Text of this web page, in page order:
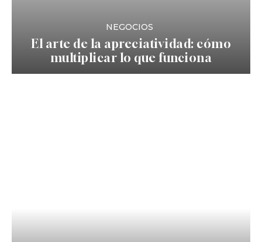
NEGOCIOS
El arte de la apreciatividad: cómo
multiplicar lo que funciona